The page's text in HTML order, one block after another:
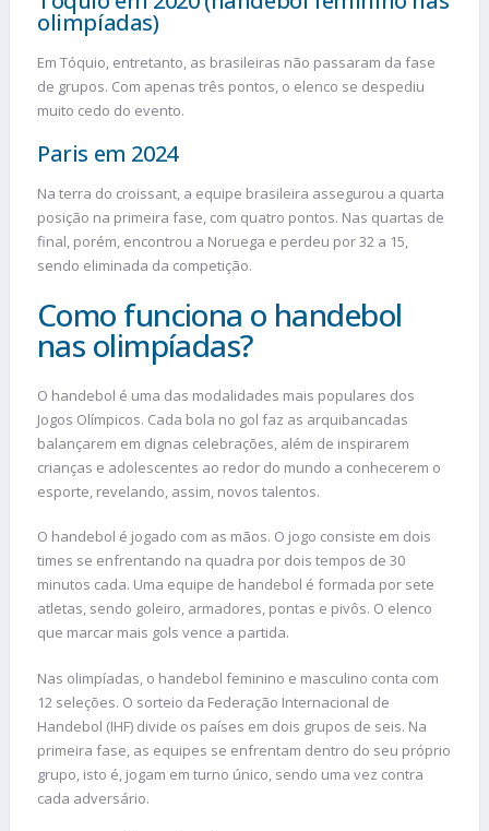
olimpíadas)
Em Tóquio, entretanto, as brasileiras não passaram da fase
de grupos. Com apenas três pontos, o elenco se despediu
muito cedo do evento.
Paris em 2024
Na terra do croissant, a equipe brasileira assegurou a quarta
posição na primeira fase, com quatro pontos. Nas quartas de
final, porém, encontrou a Noruega e perdeu por 32 a 15,
sendo eliminada da competição.
Como funciona o handebol
nas olimpíadas?
O handebol é uma das modalidades mais populares dos
Jogos Olímpicos. Cada bola no gol faz as arquibancadas
balançarem em dignas celebrações, além de inspirarem
crianças e adolescentes ao redor do mundo a conhecerem o
esporte, revelando, assim, novos talentos.
O handebol é jogado com as mãos. O jogo consiste em dois
times se enfrentando na quadra por dois tempos de 30
minutos cada. Uma equipe de handebol é formada por sete
atletas, sendo goleiro, armadores, pontas e pivôs. O elenco
que marcar mais gols vence a partida.
Nas olimpíadas, o handebol feminino e masculino conta com
12 seleções. O sorteio da Federação Internacional de
Handebol (IHF) divide os países em dois grupos de seis. Na
primeira fase, as equipes se enfrentam dentro do seu próprio
grupo, isto é, jogam em turno único, sendo uma vez contra
cada adversário.